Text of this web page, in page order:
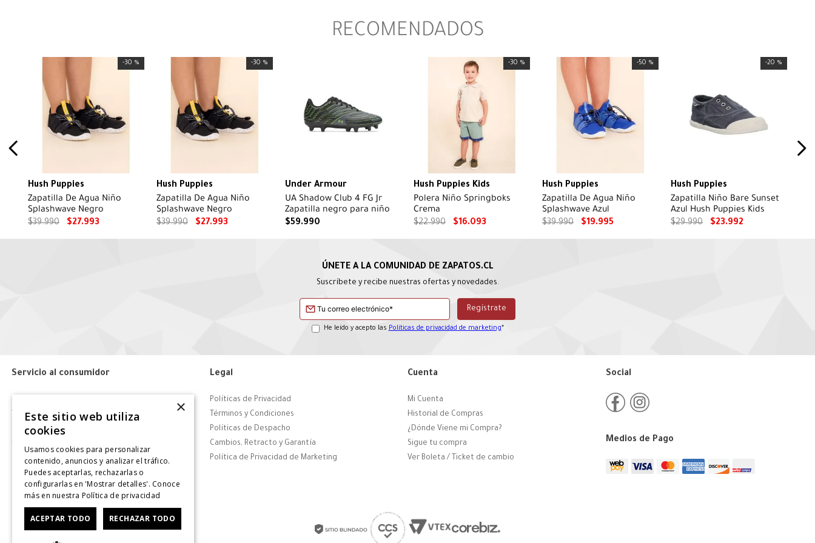
RECOMENDADOS
-30 %
Hush Puppies
Zapatilla De Agua Niño
Splashwave Negro
$39.990 $27.993
-30 %
Hush Puppies
Zapatilla De Agua Niño
Splashwave Negro
$39.990 $27.993
Under Armour
UA Shadow Club 4 FG Jr
Zapatilla negro para niño
$59.990
-30 %
Hush Puppies Kids
Polera Niño Springboks
Crema
$22.990 $16.093
-50 %
Hush Puppies
Zapatilla De Agua Niño
Splashwave Azul
$39.990 $19.995
-20 %
Hush Puppies
Zapatilla Niño Bare Sunset
Azul Hush Puppies Kids
$29.990 $23.992
Suscríbete y recibe nuestras ofertas y novedades.
He leído y acepto las Políticas de privacidad de marketing*
Servicio al consumidor
Tiendas
Contáctanos
Giftcard
Solicitar Factura
CyberDay
Legal
Políticas de Privacidad
Términos y Condiciones
Políticas de Despacho
Cambios, Retracto y Garantía
Política de Privacidad de Marketing
Cuenta
Mi Cuenta
Historial de Compras
¿Dónde Viene mi Compra?
Sigue tu compra
Ver Boleta / Ticket de cambio
Social
Medios de Pago
×
Este sitio web utiliza
cookies
Usamos cookies para personalizar
contenido, anuncios y analizar el tráfico.
Puedes aceptarlas, rechazarlas o
configurarlas en 'Mostrar detalles'. Conoce
más en nuestra Política de privacidad
ACEPTAR TODO RECHAZAR TODO